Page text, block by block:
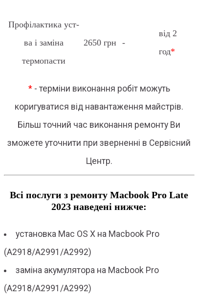
Профілактика уст-
ва і заміна
термопасти
2650 грн -
від 2
год*
*- терміни виконання робіт можуть
коригуватися від навантаження майстрів.
Більш точний час виконання ремонту Ви
зможете уточнити при зверненні в Сервісний
Центр.
Всі послуги з ремонту Macbook Pro Late
2023 наведені нижче:
установка Mac OS X на Macbook Pro
(A2918/A2991/A2992)
заміна акумулятора на Macbook Pro
(A2918/A2991/A2992)